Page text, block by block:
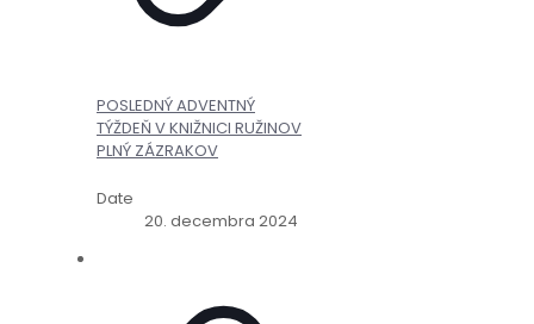
POSLEDNÝ ADVENTNÝ
TÝŽDEŇ V KNIŽNICI RUŽINOV
PLNÝ ZÁZRAKOV
Date
20. decembra 2024